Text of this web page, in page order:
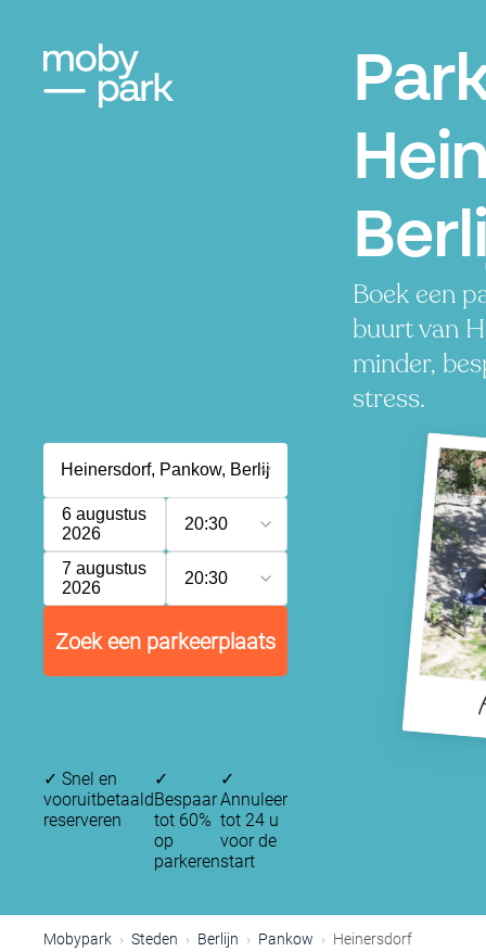
Boek een
buurt van
minder,
stress.
6 augustus
2026
20:30
7 augustus
2026
20:30
Zoek een parkeerplaats
✓ Snel en
vooruitbetaald
reserveren
✓
Bespaar
tot 60%
op
parkeren
✓
Annuleer
tot 24 u
voor de
start
Mobypark Steden Berlijn Pankow Heinersdorf